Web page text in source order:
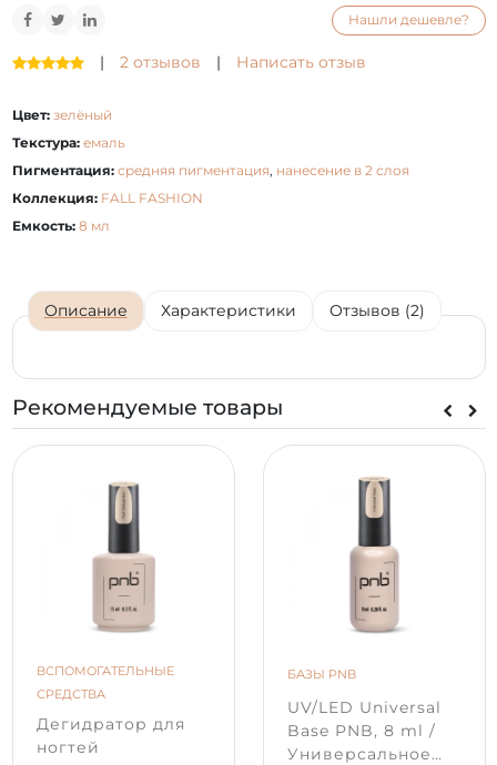
| 2 отзывов | Написать отзыв
Цвет: зелёный
Текстура: емаль
Пигментация: средняя пигментация, нанесение в 2 слоя
Коллекция: FALL FASHION
Емкость: 8 мл
Нашли дешевле?
Описание Характеристики Отзывов (2)
Рекомендуемые товары
ВСПОМОГАТЕЛЬНЫЕ
СРЕДСТВА
Дегидратор для
ногтей
БАЗЫ PNB
UV/LED Universal
Base PNB, 8 ml /
Универсальное